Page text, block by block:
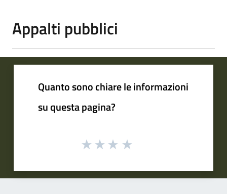
Appalti pubblici
Quanto sono chiare le informazioni
su questa pagina?